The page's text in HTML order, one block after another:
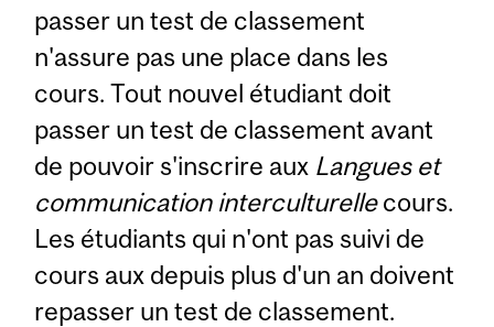
passer un test de classement
n'assure pas une place dans les
cours. Tout nouvel étudiant doit
passer un test de classement avant
de pouvoir s'inscrire aux Langues et
communication interculturellecours.
Les étudiants qui n'ont pas suivi de
cours aux depuis plus d'un an doivent
repasser un test de classement.